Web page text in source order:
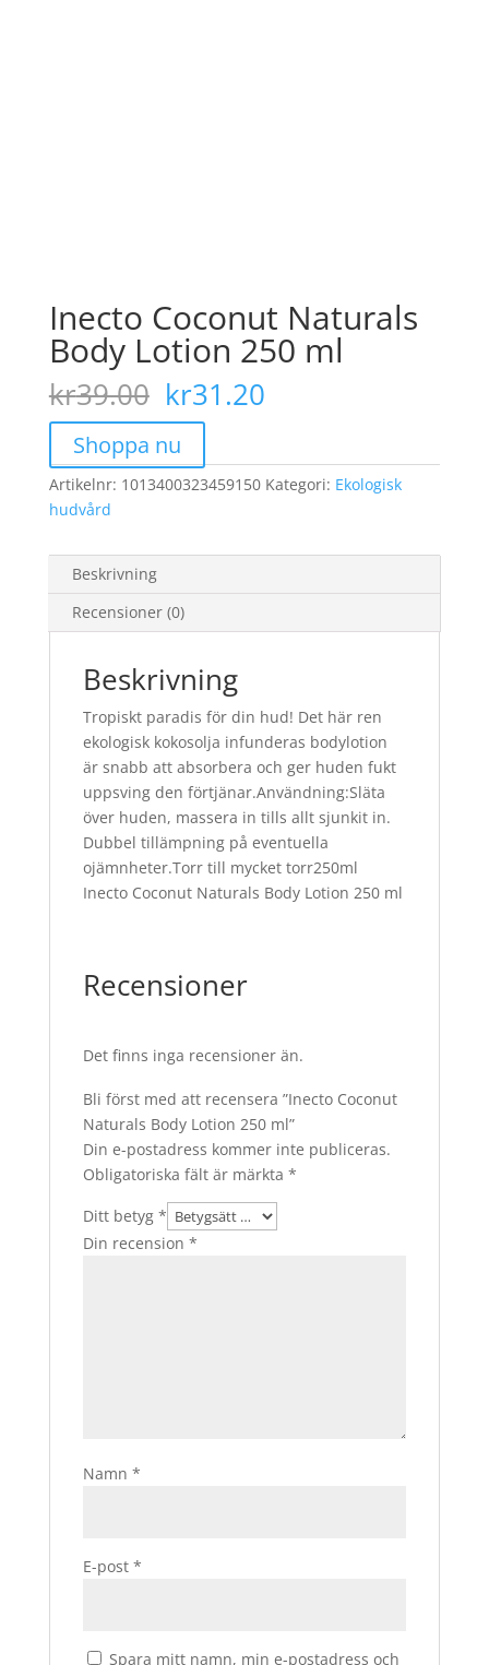
Inecto Coconut Naturals
Body Lotion 250 ml
kr39.00 Det
ursprungliga
priset
var:
kr39.00.
kr31.20Det
är:
kr31.20.
Shoppa nu
Artikelnr: 1013400323459150 Kategori: Ekologisk
hudvård
Beskrivning
Recensioner (0)
Beskrivning
Tropiskt paradis för din hud! Det här ren
ekologisk kokosolja infunderas bodylotion
är snabb att absorbera och ger huden fukt
uppsving den förtjänar.Användning:Släta
över huden, massera in tills allt sjunkit in.
Dubbel tillämpning på eventuella
ojämnheter.Torr till mycket torr250ml
Inecto Coconut Naturals Body Lotion 250 ml
Recensioner
Det finns inga recensioner än.
Bli först med att recensera ”Inecto Coconut
Naturals Body Lotion 250 ml”
Din e-postadress kommer inte publiceras.
Obligatoriska fält är märkta *
Ditt betyg *
Din recension *
Namn *
E-post *
Spara mitt namn, min e-postadress och